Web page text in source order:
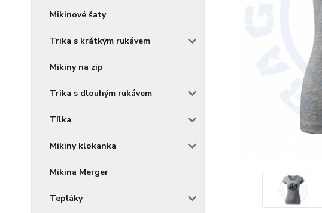
Mikinové šaty
Trika s krátkým rukávem
Mikiny na zip
Trika s dlouhým rukávem
Tílka
Mikiny klokanka
Mikina Merger
Tepláky